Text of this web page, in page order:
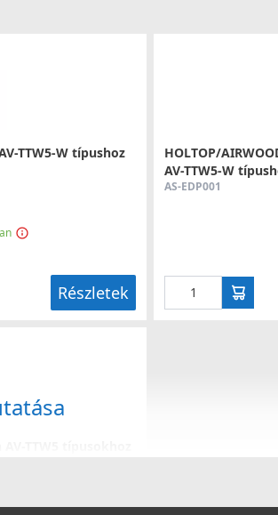
TTW5-W típushoz
Részletek
HOLTOP/
AV-TTW5-W
AS-EDP001